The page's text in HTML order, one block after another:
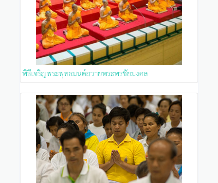
พิธีเจริญพระพุทธมนต์ถวายพระพรชัยมงคล